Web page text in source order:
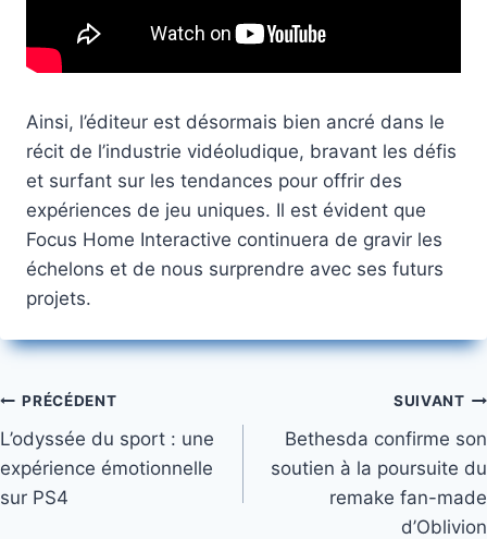
Ainsi, l’éditeur est désormais bien ancré dans le
récit de l’industrie vidéoludique, bravant les défis
et surfant sur les tendances pour offrir des
expériences de jeu uniques. Il est évident que
Focus Home Interactive continuera de gravir les
échelons et de nous surprendre avec ses futurs
projets.
Navigation
de
l’article
PRÉCÉDENT
L’odyssée du sport : une
expérience émotionnelle
sur PS4
SUIVANT
Bethesda confirme son
soutien à la poursuite du
remake fan-made
d’Oblivion